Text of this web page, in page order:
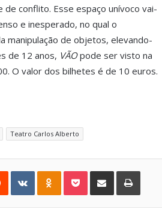
conflito. Esse espaço unívoco vai-
e inesperado, no qual o
manipulação de objetos, elevando-
de 12 anos, VÃOpode ser visto na
O valor dos bilhetes é de 10 euros.
Teatro Carlos Alberto
Reddit VKontakte Odnoklassniki Pocket Share via Email Print